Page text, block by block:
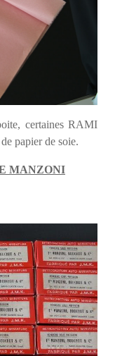
certaines RAMI
papier de soie.
MANZONI